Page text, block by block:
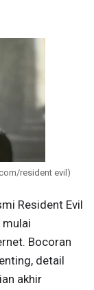
resident evil)
Resident Evil
mulai
Bocoran
detail
akhir